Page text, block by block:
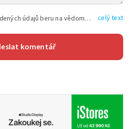
Vyplněním shora uvedených údajů beru na vědomí, že společnost TEXT FACTORY s.r.o., sídlem Brno, Durďákova 336/29, Černá Pole, PSČ: 613 00, IČ: 06157831, zapsané u Krajského soudu v Brně, oddíl C, vložka 100399, bude zpracovávat mé osobní údaje uvedené v rámci mnou vyplněného registračního formuláře na základě oprávněných zájmů TEXT FACTORY s.r.o. dle čl. 6 odst. 1 písm. f) GDPR a pro splnění právních povinností (čl. 6 odst. 1 písm. c) GDPR), a to pro tyto účely: nezbytnost zajistit oprávnění návštěvníka webových stránek provozovaných společností TEXT FACTORY s.r.o. přispívat aktivně ke zveřejněným článkům nebo v rámci diskusních fór a výkon práv TEXT FACTORY s.r.o. jako administrátora těchto diskusních fór. Více informací o zpracování osobních údajů a právech lze nalézt v celý text